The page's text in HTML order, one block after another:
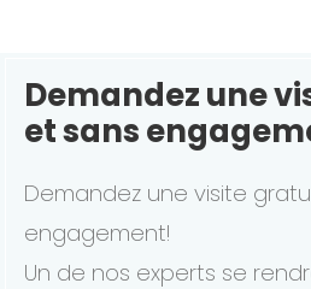
Demandez une
et sans
Demandez une visite
engagement!
Un de nos experts se